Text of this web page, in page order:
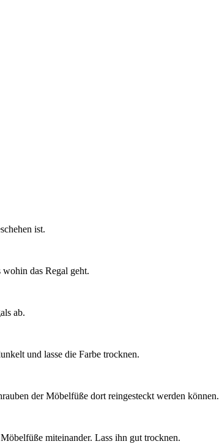
ist.
das Regal geht.
ab.
und lasse die Farbe trocknen.
der Möbelfüße dort reingesteckt werden können.
miteinander. Lass ihn gut trocknen.